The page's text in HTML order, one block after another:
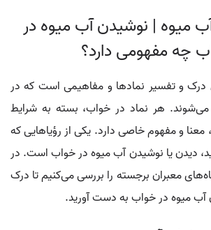
میوه | نوشیدن آب میوه در
چه مفهومی دارد؟
درک و تفسیر نمادها و مفاهیمی است که در
می‌شوند. هر نماد در خواب، بسته به شرایط
و مفهوم خاصی دارد. یکی از رؤیاهایی که
دیدن یا نوشیدن آب میوه در خواب است. در
معبران برجسته‌ را بررسی می‌کنیم تا درک
آب میوه در خواب به دست آورید.